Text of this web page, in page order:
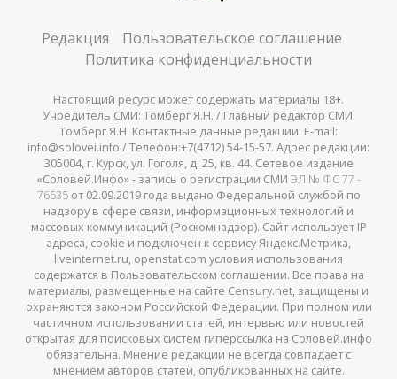
Редакция
Пользовательское соглашение
Политика конфиденциальности
Настоящий ресурс может содержать материалы 18+.
Учредитель СМИ: Томберг Я.Н. / Главный редактор СМИ:
Томберг Я.Н. Контактные данные редакции: E-mail:
info@solovei.info / Телефон:+7(4712) 54-15-57. Адрес редакции:
305004, г. Курск, ул. Гоголя, д. 25, кв. 44. Сетевое издание
«Соловей.Инфо» - запись о регистрации СМИ ЭЛ № ФС 77 -
76535от 02.09.2019 года выдано Федеральной службой по
надзору в сфере связи, информационных технологий и
массовых коммуникаций (Роскомнадзор). Сайт использует IP
адреса, cookie и подключен к сервису Яндекс.Метрика,
liveinternet.ru, openstat.com условия использования
содержатся в Пользовательском соглашении. Все права на
материалы, размещенные на сайте Censury.net, защищены и
охраняются законом Российской Федерации. При полном или
частичном использовании статей, интервью или новостей
открытая для поисковых систем гиперссылка на Соловей.инфо
обязательна. Мнение редакции не всегда совпадает с
мнением авторов статей, опубликованных на сайте.